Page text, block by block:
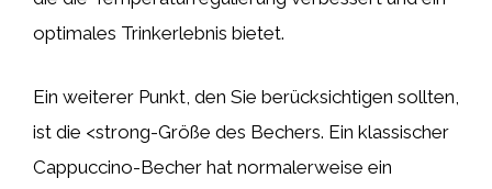
optimales Trinkerlebnis bietet.
Ein weiterer Punkt, den Sie berücksichtigen sollten,
ist die <strong-Größe des Bechers. Ein klassischer
Cappuccino-Becher hat normalerweise ein